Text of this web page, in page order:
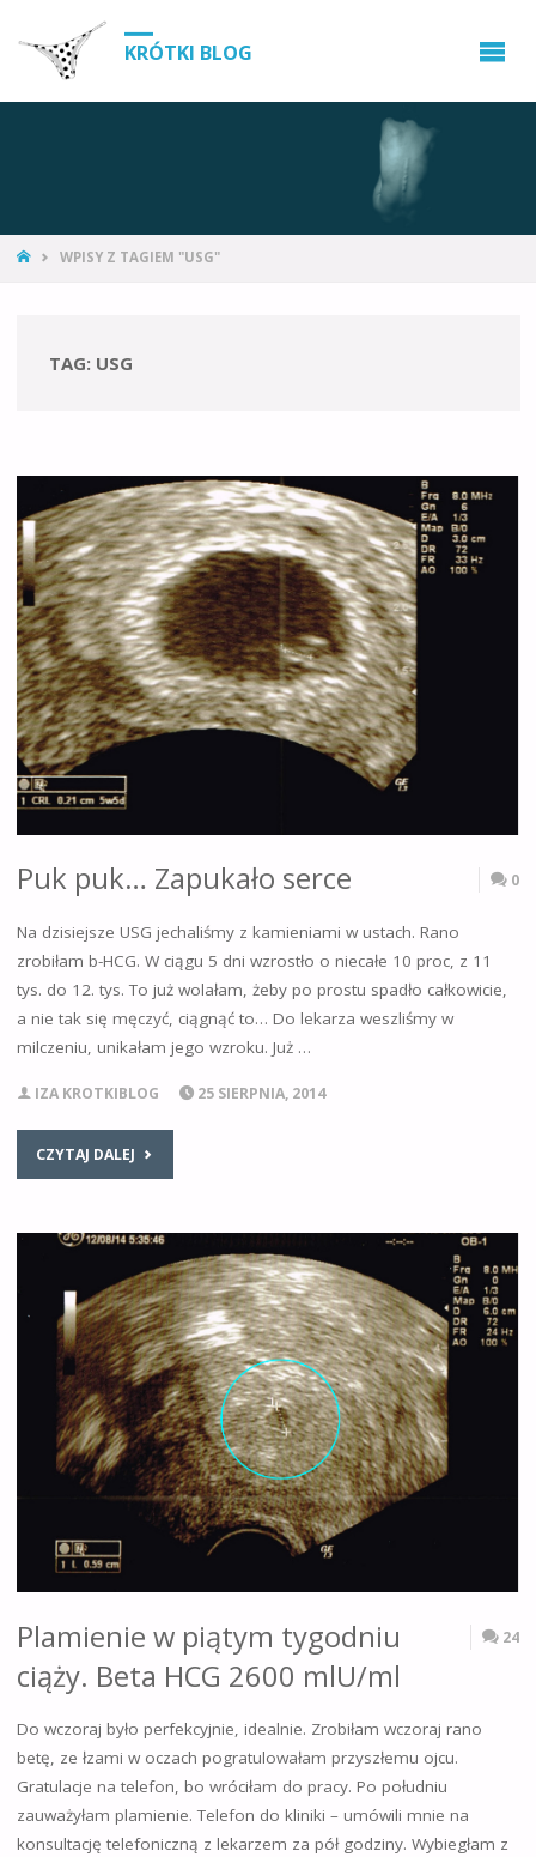
KRÓTKI BLOG
WPISY Z TAGIEM "USG"
TAG: USG
Puk puk… Zapukało serce 0
Na dzisiejsze USG jechaliśmy z kamieniami w ustach. Rano
zrobiłam b-HCG. W ciągu 5 dni wzrostło o niecałe 10 proc, z 11
tys. do 12. tys. To już wolałam, żeby po prostu spadło całkowicie,
a nie tak się męczyć, ciągnąć to… Do lekarza weszliśmy w
milczeniu, unikałam jego wzroku. Już …
IZA KROTKIBLOG 25 SIERPNIA, 2014
CZYTAJ DALEJ
Plamienie w piątym tygodniu
ciąży. Beta HCG 2600 mlU/ml
24
Do wczoraj było perfekcyjnie, idealnie. Zrobiłam wczoraj rano
betę, ze łzami w oczach pogratulowałam przyszłemu ojcu.
Gratulacje na telefon, bo wróciłam do pracy. Po południu
zauważyłam plamienie. Telefon do kliniki – umówili mnie na
konsultację telefoniczną z lekarzem za pół godziny. Wybiegłam z